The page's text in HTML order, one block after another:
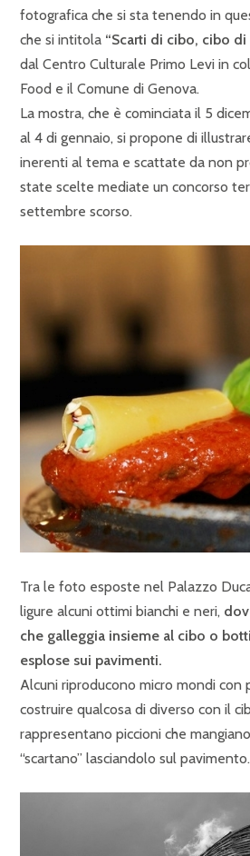
fotografica che si sta tenendo in
che si intitola “Scarti di cibo, cibo di
dal Centro Culturale Primo Levi in
Food e il Comune di Genova.
La mostra, che è cominciata il 5
al 4 di gennaio, si propone di
inerenti al tema e scattate da non
state scelte mediate un concorso
settembre scorso.
Tra le foto esposte nel Palazzo
ligure alcuni ottimi bianchi e neri,
che galleggia insieme al cibo o
esplose sui pavimenti.
Alcuni riproducono micro mondi con
costruire qualcosa di diverso con il
rappresentano piccioni che
“scartano” lasciandolo sul pavimento.